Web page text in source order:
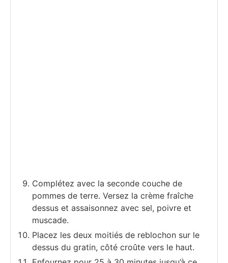
Complétez avec la seconde couche de
pommes de terre. Versez la crème fraîche
dessus et assaisonnez avec sel, poivre et
muscade.
Placez les deux moitiés de reblochon sur le
dessus du gratin, côté croûte vers le haut.